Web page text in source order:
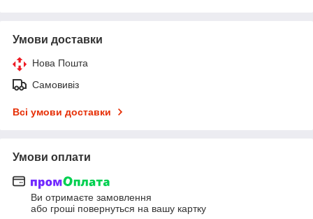
Умови доставки
Нова Пошта
Самовивіз
Всі умови доставки
Умови оплати
Ви отримаєте замовлення
або гроші повернуться на вашу картку